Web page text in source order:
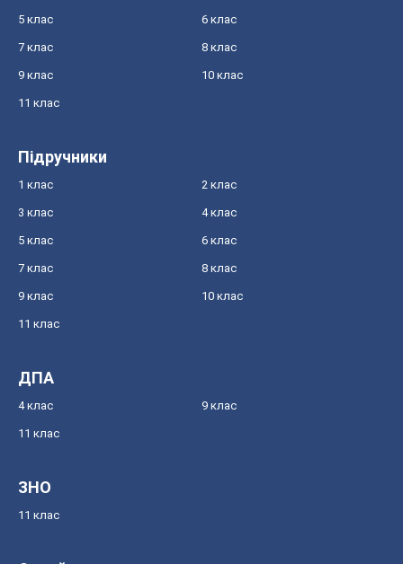
5 клас 6 клас
7 клас 8 клас
9 клас 10 клас
11 клас
Підручники
1 клас 2 клас
3 клас 4 клас
5 клас 6 клас
7 клас 8 клас
9 клас 10 клас
11 клас
ДПА
4 клас 9 клас
11 клас
ЗНО
11 клас